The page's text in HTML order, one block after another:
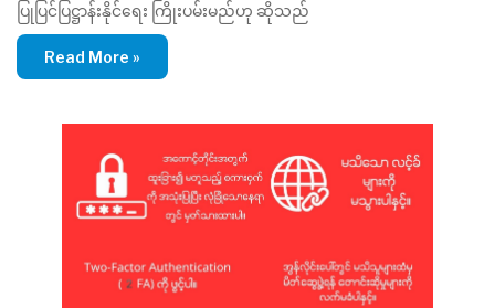
ပြုပြင်ပြဋ္ဌာန်းနိုင်ရေး ကြိုးပမ်းမည်ဟု ဆိုသည်
Read More »